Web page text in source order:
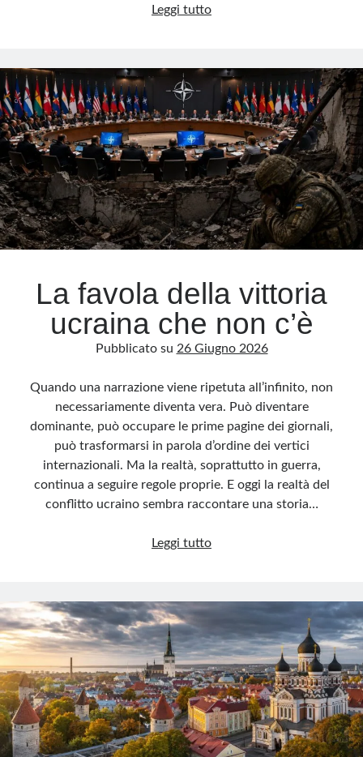
Leggi tuttoUcraina,
crolla?
La
guerra
entra
in
una
nuova
fase
La favola della vittoria
ucraina che non c’è
Pubblicato su 26 Giugno 2026
Quando una narrazione viene ripetuta all’infinito, non
necessariamente diventa vera. Può diventare
dominante, può occupare le prime pagine dei giornali,
può trasformarsi in parola d’ordine dei vertici
internazionali. Ma la realtà, soprattutto in guerra,
continua a seguire regole proprie. E oggi la realtà del
conflitto ucraino sembra raccontare una storia…
Leggi tuttoLa
vittoria
che
non
c’è